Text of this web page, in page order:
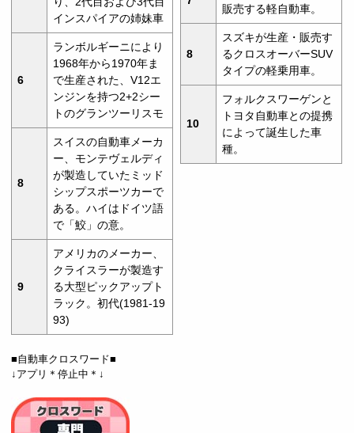
インスパイアの姉妹車
6
ランボルギーニにより
1968年から1970年ま
で生産された、V12エ
ンジンを持つ2+2シー
トのグランツーリスモ
8
スイスの自動車メーカ
ー、モンテヴェルディ
が製造していたミッド
シップスポーツカーで
ある。ハイはドイツ語
で「鮫」の意。
9
アメリカのメーカー、
クライスラーが製造す
る大型ピックアップト
ラック。初代(1981-19
93)
販売する軽自動車。
8
スズキが生産・販売す
るクロスオーバーSUV
タイプの軽乗用車。
10
フォルクスワーゲンと
トヨタ自動車との提携
によって誕生した車
種。
■自動車クロスワード■
↓アプリ＊停止中＊↓